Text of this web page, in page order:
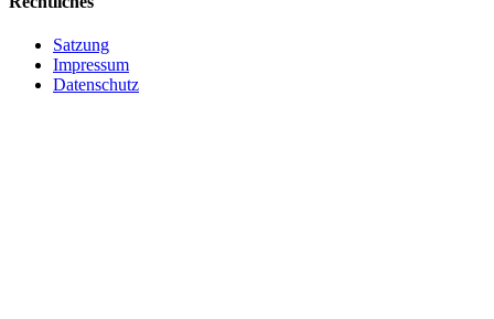
Satzung
Impressum
Datenschutz